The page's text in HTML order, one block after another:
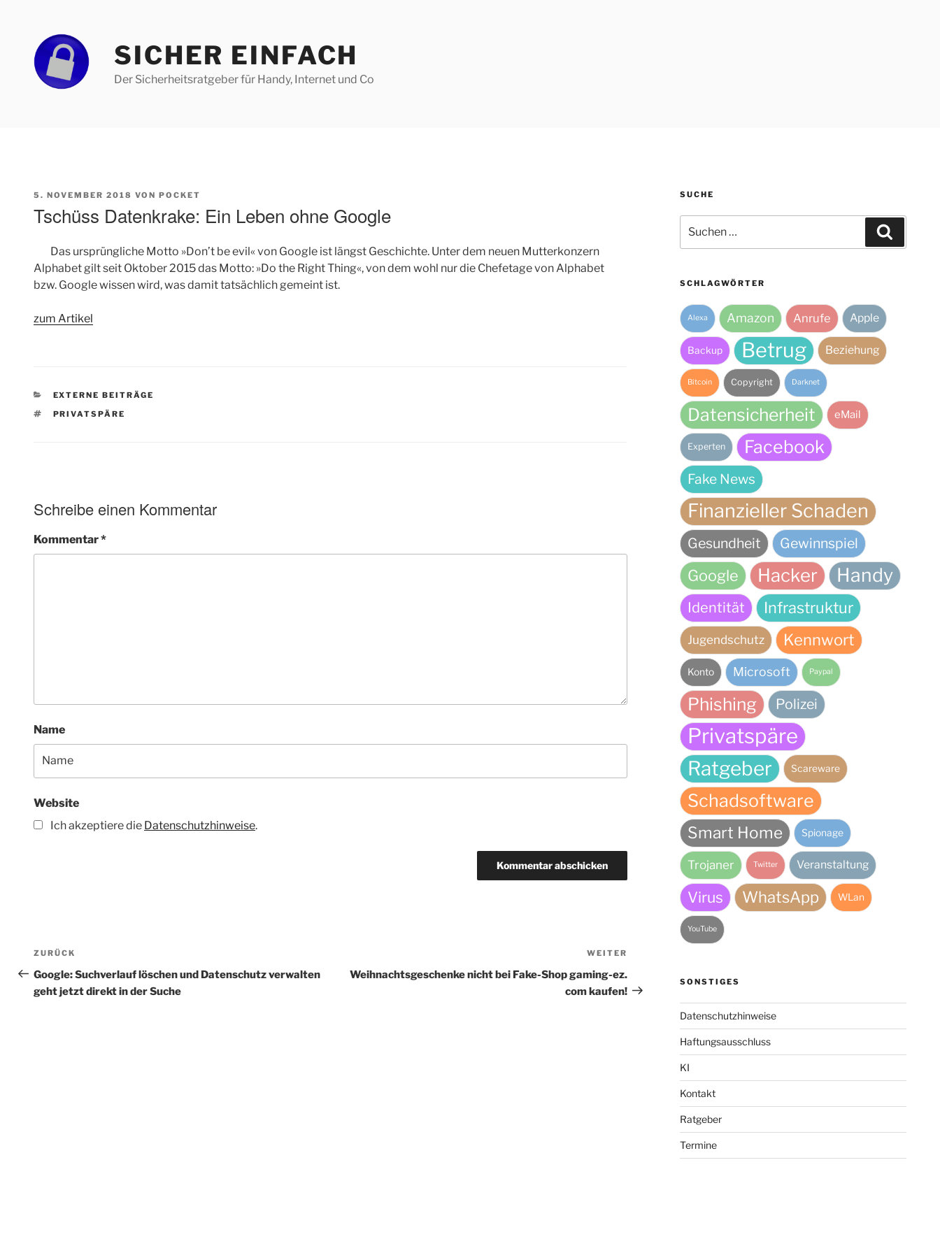
springen
SICHER EINFACH
Der Sicherheitsratgeber für Handy, Internet und Co
VERÖFFENTLICHT
5. NOVEMBER 2018 VON POCKET
Tschüss Datenkrake: Ein Leben ohne Google
Das ursprüngliche Motto »Don’t be evil« von Google ist längst Geschichte. Unter dem neuen Mutterkonzern
Alphabet gilt seit Oktober 2015 das Motto: »Do the Right Thing«, von dem wohl nur die Chefetage von Alphabet
bzw. Google wissen wird, was damit tatsächlich gemeint ist.
zum Artikel
KATEGORIEN
EXTERNE BEITRÄGE
SCHLAGWÖRTER
PRIVATSPÄRE
Schreibe einen Kommentar
Kommentar*
Name
Website
Ich akzeptiere die Datenschutzhinweise.
Beitragsnavigation
Vorheriger
Beitrag
ZURÜCK
Google: Suchverlauf löschen und Datenschutz verwalten
geht jetzt direkt in der Suche
WEITER
Weihnachtsgeschenke nicht bei Fake-Shop gaming-ez.
com kaufen!
SUCHE
nach:
SCHLAGWÖRTER
Alexa Amazon Anrufe Apple
Backup Betrug Beziehung
Bitcoin Copyright Darknet
Datensicherheit eMail
Experten Facebook
Fake News
Finanzieller Schaden
Gesundheit Gewinnspiel
Google Hacker Handy
Identität Infrastruktur
Jugendschutz Kennwort
Konto Microsoft Paypal
Phishing Polizei
Privatspäre
Ratgeber Scareware
Schadsoftware
Smart Home Spionage
Trojaner Twitter Veranstaltung
Virus WhatsApp WLan
YouTube
SONSTIGES
Datenschutzhinweise
Haftungsausschluss
KI
Kontakt
Ratgeber
Termine